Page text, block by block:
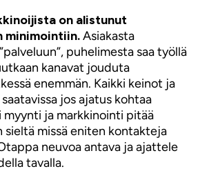
on alistunut
minimointiin.Asiakasta
puhelimesta saa työllä
kanavat jouduta
enemmän. Kaikki keinot ja
jos ajatus kohtaa
myynti ja markkinointi pitää
sieltä missä eniten kontakteja
neuvoa antava ja ajattele
tavalla.